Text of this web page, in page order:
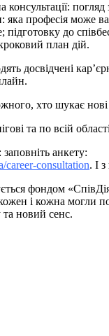
погляд
яка професія може
підготовку до
план дій.
досвідчені
хто шукає
та по всій
анкету:
career-consultation. І
фондом
і кожна могли
та новий сенс.